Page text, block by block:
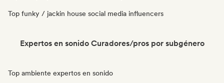
Top funky / jackin house social media influencers
Expertos en sonido Curadores/pros por subgénero
Top ambiente expertos en sonido